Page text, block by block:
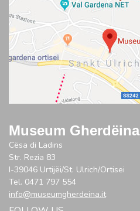
Museum Gherdëina
Cësa di Ladins
Str. Rezia 83
I-39046 Urtijëi/St. Ulrich/Ortisei
Tel. 0471 797 554
info@museumgherdeina.it